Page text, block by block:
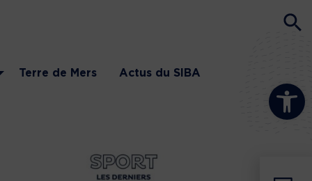
Ouvrir la
Terre de Mers Actus du SIBA